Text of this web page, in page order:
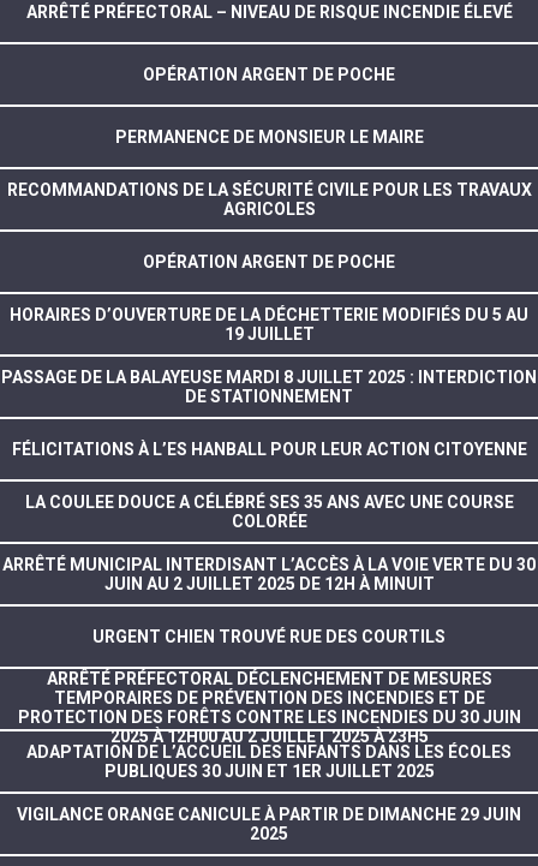
ARRÊTÉ PRÉFECTORAL – NIVEAU DE RISQUE INCENDIE ÉLEVÉ
OPÉRATION ARGENT DE POCHE
PERMANENCE DE MONSIEUR LE MAIRE
RECOMMANDATIONS DE LA SÉCURITÉ CIVILE POUR LES TRAVAUX
AGRICOLES
OPÉRATION ARGENT DE POCHE
HORAIRES D’OUVERTURE DE LA DÉCHETTERIE MODIFIÉS DU 5 AU
19 JUILLET
PASSAGE DE LA BALAYEUSE MARDI 8 JUILLET 2025 : INTERDICTION
DE STATIONNEMENT
FÉLICITATIONS À L’ES HANBALL POUR LEUR ACTION CITOYENNE
LA COULEE DOUCE A CÉLÉBRÉ SES 35 ANS AVEC UNE COURSE
COLORÉE
ARRÊTÉ MUNICIPAL INTERDISANT L’ACCÈS À LA VOIE VERTE DU 30
JUIN AU 2 JUILLET 2025 DE 12H À MINUIT
URGENT CHIEN TROUVÉ RUE DES COURTILS
ARRÊTÉ PRÉFECTORAL DÉCLENCHEMENT DE MESURES
TEMPORAIRES DE PRÉVENTION DES INCENDIES ET DE
PROTECTION DES FORÊTS CONTRE LES INCENDIES DU 30 JUIN
2025 À 12H00 AU 2 JUILLET 2025 À 23H5
ADAPTATION DE L’ACCUEIL DES ENFANTS DANS LES ÉCOLES
PUBLIQUES 30 JUIN ET 1ER JUILLET 2025
VIGILANCE ORANGE CANICULE À PARTIR DE DIMANCHE 29 JUIN
2025